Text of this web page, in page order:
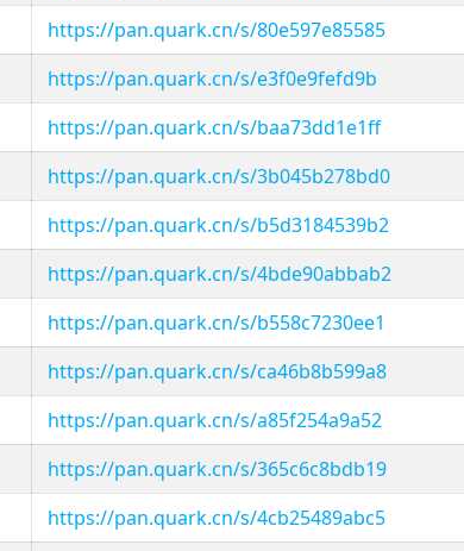
https://pan.quark.cn/s/80e597e85585
https://pan.quark.cn/s/e3f0e9fefd9b
https://pan.quark.cn/s/baa73dd1e1ff
https://pan.quark.cn/s/3b045b278bd0
https://pan.quark.cn/s/b5d3184539b2
https://pan.quark.cn/s/4bde90abbab2
https://pan.quark.cn/s/b558c7230ee1
https://pan.quark.cn/s/ca46b8b599a8
https://pan.quark.cn/s/a85f254a9a52
https://pan.quark.cn/s/365c6c8bdb19
https://pan.quark.cn/s/4cb25489abc5